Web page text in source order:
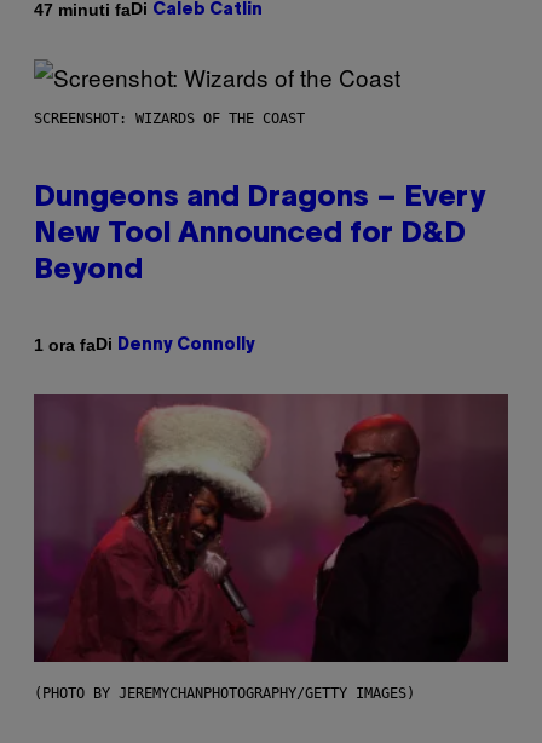
47 minuti faDi Caleb Catlin
SCREENSHOT: WIZARDS OF THE COAST
Dungeons and Dragons – Every
New Tool Announced for D&D
Beyond
1 ora faDi Denny Connolly
(PHOTO BY JEREMYCHANPHOTOGRAPHY/GETTY IMAGES)